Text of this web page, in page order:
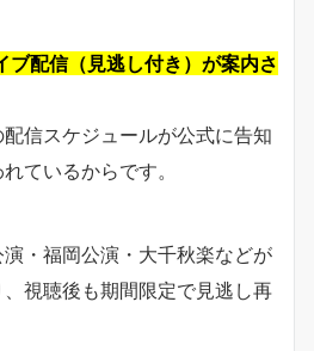
配信（見逃し付き）が案内さ
信スケジュールが公式に告知
ているからです。
・福岡公演・大千秋楽などが
視聴後も期間限定で見逃し再